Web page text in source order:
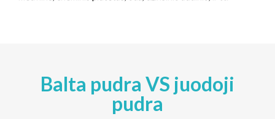
Balta pudra VS juodoji
pudra